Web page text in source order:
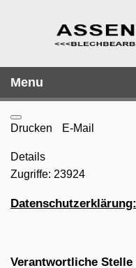
Menu
Drucken E-Mail
Details
Zugriffe: 23924
Datenschutzerklärung:
Verantwortliche Stelle